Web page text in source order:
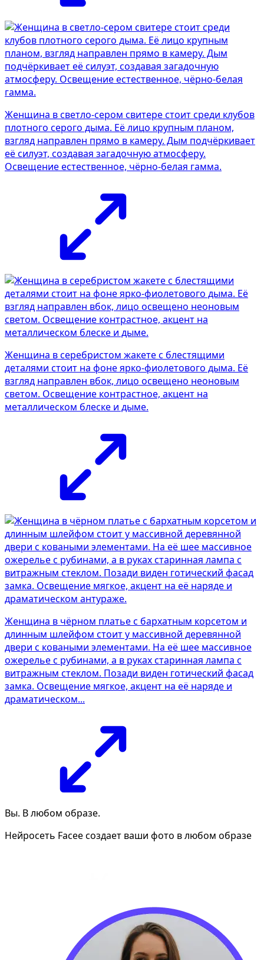
Женщина в светло-сером свитере стоит среди клубов
плотного серого дыма. Её лицо крупным планом,
взгляд направлен прямо в камеру. Дым подчёркивает
её силуэт, создавая загадочную атмосферу.
Освещение естественное, чёрно-белая гамма.
Женщина в серебристом жакете с блестящими
деталями стоит на фоне ярко-фиолетового дыма. Её
взгляд направлен вбок, лицо освещено неоновым
светом. Освещение контрастное, акцент на
металлическом блеске и дыме.
Женщина в чёрном платье с бархатным корсетом и
длинным шлейфом стоит у массивной деревянной
двери с коваными элементами. На её шее массивное
ожерелье с рубинами, а в руках старинная лампа с
витражным стеклом. Позади виден готический фасад
замка. Освещение мягкое, акцент на её наряде и
драматическом...
Вы. В любом образе.
Нейросеть Facee создает ваши фото в любом образе